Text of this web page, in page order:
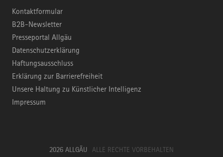
Kontaktformular
B2B-Newsletter
Presseportal Allgäu
Datenschutzerklärung
Haftungsausschluss
Erklärung zur Barrierefreiheit
Unsere Haltung zu Künstlicher Intelligenz
Impressum
2026 ALLGÄU ALLE RECHTE VORBEHALTEN